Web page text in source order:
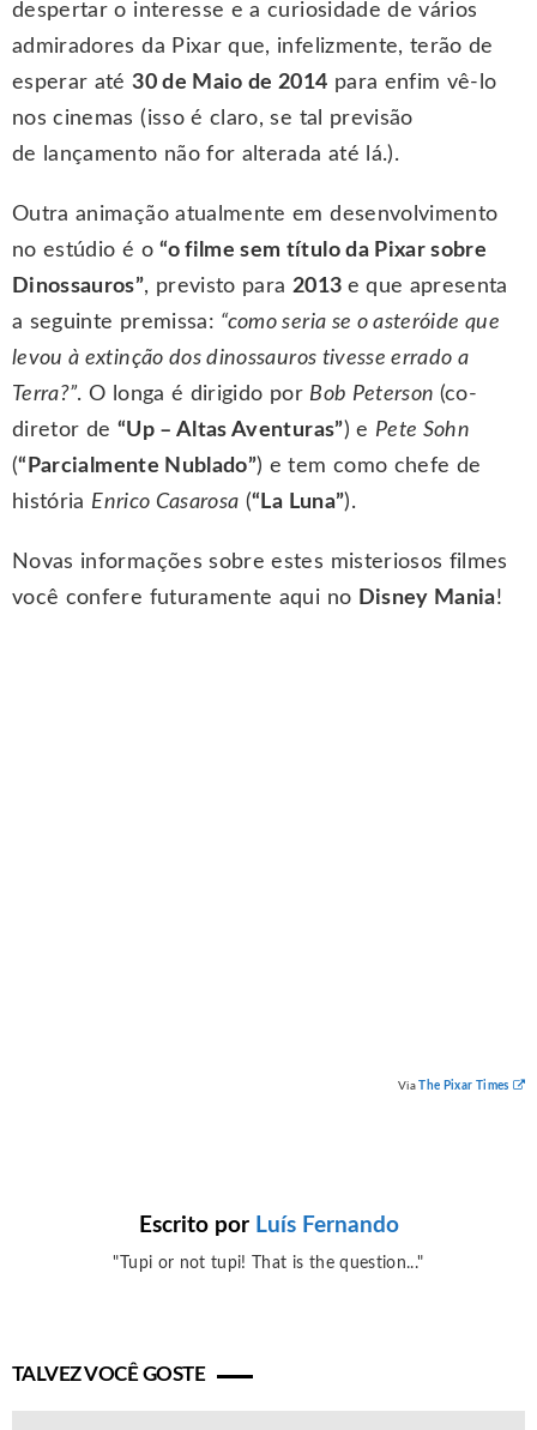
despertar o interesse e a curiosidade de vários
admiradores da Pixar que, infelizmente, terão de
esperar até30 de Maio de 2014 para enfim vê-lo
nos cinemas (isso é claro, se tal previsão
de lançamento não for alterada até lá.).
Outra animação atualmente em desenvolvimento
no estúdio é o“o filme sem título da Pixar sobre
Dinossauros”, previsto para 2013 e que apresenta
a seguinte premissa: “como seria se o asteróide que
levou à extinção dos dinossauros tivesse errado a
Terra?”. O longa é dirigido por Bob Peterson (co-
diretor de “Up – Altas Aventuras”) e Pete Sohn
(“Parcialmente Nublado”) e tem como chefe de
história Enrico Casarosa (“La Luna”).
Novas informações sobre estes misteriosos filmes
você confere futuramente aqui no Disney Mania!
Via The Pixar Times
Escrito por Luís Fernando
"Tupi or not tupi! That is the question..."
TALVEZ VOCÊ GOSTE